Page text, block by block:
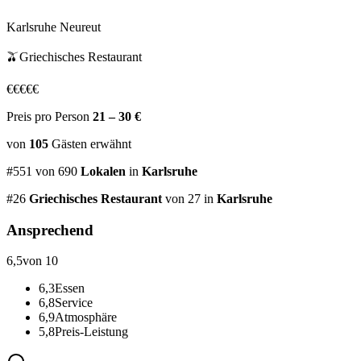
Karlsruhe Neureut
🫒Griechisches Restaurant
€€€€€
Preis pro Person 21 – 30 €
von 105 Gästen erwähnt
#551 von 690 Lokalen in Karlsruhe
#26 Griechisches Restaurant von 27 in Karlsruhe
Ansprechend
6,5von 10
6,3Essen
6,8Service
6,9Atmosphäre
5,8Preis-Leistung